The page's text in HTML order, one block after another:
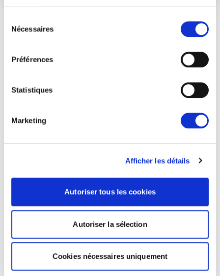
Nécessaires
Préférences
Statistiques
Marketing
Afficher les détails
Autoriser tous les cookies
Autoriser la sélection
Cookies nécessaires uniquement
PROTECTION DE L'ARGENT DES
AUCUNE EXCEPTION
Actualités
Renew Europe a réaffirmé aujourd’hui que le
Parlement européen doit appliquer ses règles
financières de manière…